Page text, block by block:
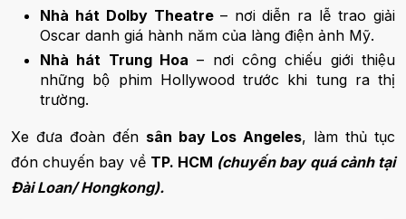
Nhà hát Dolby Theatre – nơi diễn ra lễ trao giải
Oscar danh giá hành năm của làng điện ảnh Mỹ.
Nhà hát Trung Hoa – nơi công chiếu giới thiệu
những bộ phim Hollywood trước khi tung ra thị
trường.
Xe đưa đoàn đến sân bay Los Angeles, làm thủ tục
đón chuyến bay về TP. HCM (chuyến bay quá cảnh tại
Đài Loan/ Hongkong).